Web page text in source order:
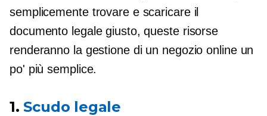
semplicemente trovare e scaricare il
documento legale giusto, queste risorse
renderanno la gestione di un negozio online un
po' più semplice.
1.Scudo legale